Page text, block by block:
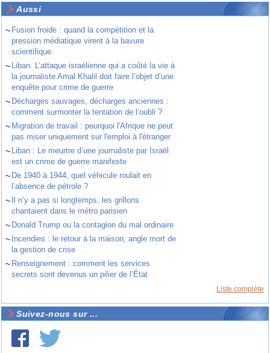
Aussi
~ Fusion froide : quand la compétition et la
pression médiatique virent à la bavure
scientifique
~ Liban. L’attaque israélienne qui a coûté la vie à
la journaliste Amal Khalil doit faire l’objet d’une
enquête pour crime de guerre
~ Décharges sauvages, décharges anciennes :
comment surmonter la tentation de l’oubli ?
~ Migration de travail : pourquoi l'Afrique ne peut
pas miser uniquement sur l'emploi à l'étranger
~ Liban : Le meurtre d’une journaliste par Israël
est un crime de guerre manifeste
~ De 1940 à 1944, quel véhicule roulait en
l’absence de pétrole ?
~
Il n’y a pas si longtemps, les grillons
chantaient dans le métro parisien
~ Donald Trump ou la contagion du mal ordinaire
~ Incendies : le retour à la maison, angle mort de
la gestion de crise
~ Renseignement : comment les services
secrets sont devenus un pilier de l’État
Liste complète
Suivez-nous sur ...